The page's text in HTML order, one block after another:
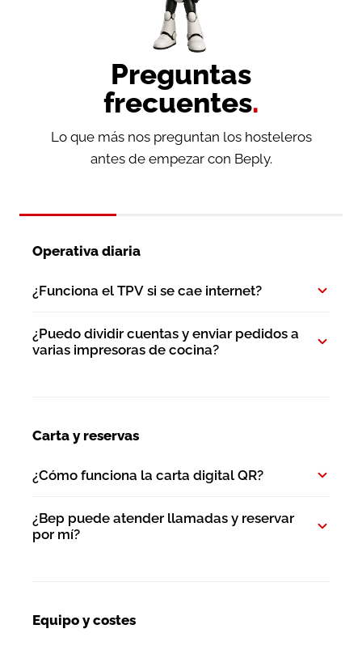
Preguntas
frecuentes.
Lo que más nos preguntan los hosteleros
antes de empezar con Beply.
Operativa diaria
¿Funciona el TPV si se cae internet?
¿Puedo dividir cuentas y enviar pedidos a
varias impresoras de cocina?
Carta y reservas
¿Cómo funciona la carta digital QR?
¿Bep puede atender llamadas y reservar
por mí?
Equipo y costes